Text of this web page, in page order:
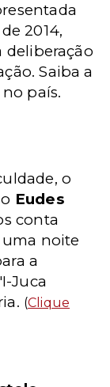
2014,
deliberação
Saiba a
país.
o
Eudes
conta
noite
a
Juca
(Clique